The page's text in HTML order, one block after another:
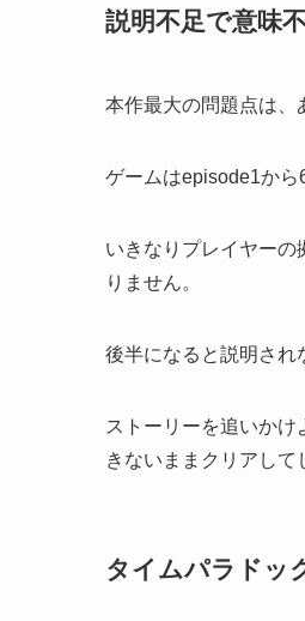
説明不足で意味
本作最大の問題点は、
ゲームはepisode1から
いきなりプレイヤーの
りません。
後半になると説明され
ストーリーを追いか
きないままクリアして
タイムパラドッ